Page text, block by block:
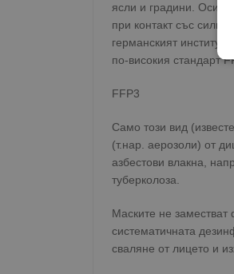
ясли и градини.
при контакт със
германският
по-високия стандарт
FFP3
Само този вид
(т.нар. аерозоли) от
азбестови влакна,
туберколоза.
Маските не заместват
систематичната
сваляне от лицето и